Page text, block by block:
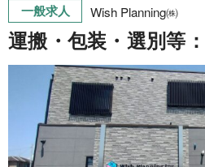
一般求人 Wish Planning㈱
運搬・包装・選別等：